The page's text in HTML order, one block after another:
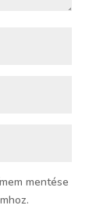
mentése